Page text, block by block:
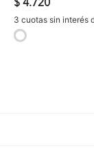
$ 4.720
3 cuotas sin interés